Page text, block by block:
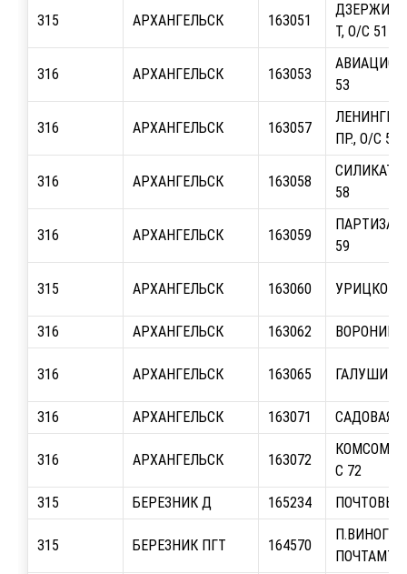
315 АРХАНГЕЛЬСК 163051
Т, О/С 51
316 АРХАНГЕЛЬСК 163053
53
316 АРХАНГЕЛЬСК 163057
ПР., О/С 57
316 АРХАНГЕЛЬСК 163058
58
316 АРХАНГЕЛЬСК 163059
59
315 АРХАНГЕЛЬСК 163060
316 АРХАНГЕЛЬСК 163062
316 АРХАНГЕЛЬСК 163065
316 АРХАНГЕЛЬСК 163071 САДОВАЯ,
316 АРХАНГЕЛЬСК 163072
С 72
315
БЕРЕЗНИК Д 165234 ПОЧТОВЫЙ
315 БЕРЕЗНИК ПГТ 164570
ПОЧТАМТ